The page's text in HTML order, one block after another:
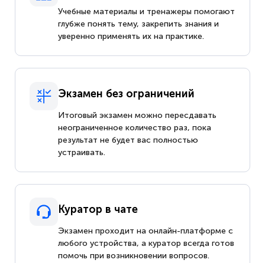
Учебные материалы и тренажеры помогают
глубже понять тему, закрепить знания и
уверенно применять их на практике.
Экзамен без ограничений
Итоговый экзамен можно пересдавать
неограниченное количество раз, пока
результат не будет вас полностью
устраивать.
Куратор в чате
Экзамен проходит на онлайн-платформе с
любого устройства, а куратор всегда готов
помочь при возникновении вопросов.